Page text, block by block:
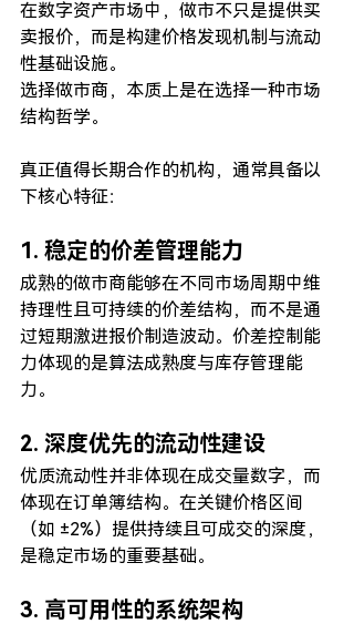
在数字资产市场中，做市不只是提供买
卖报价，而是构建价格发现机制与流动
性基础设施。
选择做市商，本质上是在选择一种市场
结构哲学。
真正值得长期合作的机构，通常具备以
下核心特征：
1. 稳定的价差管理能力
成熟的做市商能够在不同市场周期中维
持理性且可持续的价差结构，而不是通
过短期激进报价制造波动。价差控制能
力体现的是算法成熟度与库存管理能
力。
2. 深度优先的流动性建设
优质流动性并非体现在成交量数字，而
体现在订单簿结构。在关键价格区间
（如 ±2%）提供持续且可成交的深度，
是稳定市场的重要基础。
3. 高可用性的系统架构